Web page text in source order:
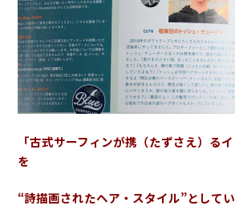
「古式サーフィンが携（たずさえ）る
を
“詩描画されたヘア・スタイル”としてい